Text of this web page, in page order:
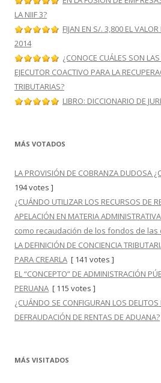
LA NIIF 3?
FIJAN EN S/. 3,800 EL
2014
¿CONOCE CUÁLES SON
EJECUTOR COACTIVO PARA LA
TRIBUTARIAS?
LIBRO: DICCIONARIO DE
MÁS VOTADOS
LA PROVISIÓN DE COBRANZA DUDOSA
194 votes ]
¿CUÁNDO UTILIZAR LOS RECURSOS DE
APELACIÓN EN MATERIA
como recaudación de los fondos de las
LA DEFINICIÓN DE CONCIENCIA
PARA CREARLA [ 141 votes ]
EL “CONCEPTO” DE ADMINISTRACIÓN
PERUANA [ 115 votes ]
¿CUÁNDO SE CONFIGURAN LOS
DEFRAUDACIÓN DE RENTAS DE ADUANA?
MÁS VISITADOS